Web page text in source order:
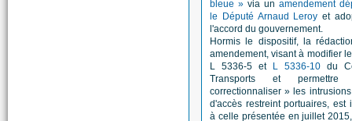
bleue » via un amendement
le Député Arnaud Leroy et
l'accord du gouvernement.
Hormis le dispositif, la
amendement, visant à modifier
L 5336-5 etL 5336-10du
Transports et
correctionnaliser » les
d'accès restreint portuaires, est
à celle présentée en juillet